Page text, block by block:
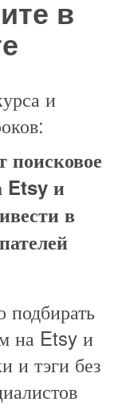
в
и
поисковое
Etsy и
в
подбирать
на Etsy и
и тэги без